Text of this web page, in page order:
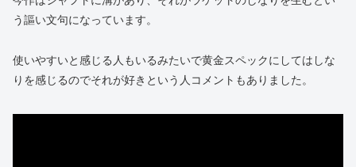
う謳い文句になっています。
使いやすいと感じる人もいるみたいで黄金スペックにしてはしな
りを感じるのでそれが好きという人コメントもありました。